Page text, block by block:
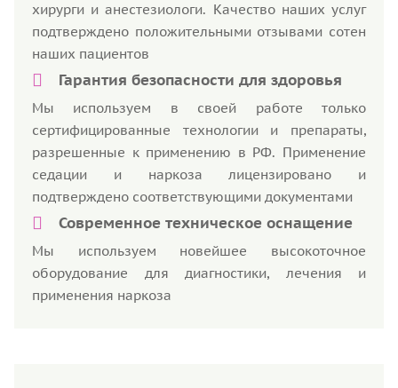
хирурги и анестезиологи. Качество наших услуг
подтверждено положительными отзывами сотен
наших пациентов
Гарантия безопасности для здоровья
Мы используем в своей работе только
сертифицированные технологии и препараты,
разрешенные к применению в РФ. Применение
седации и наркоза лицензировано и
подтверждено соответствующими документами
Современное техническое оснащение
Мы используем новейшее высокоточное
оборудование для диагностики, лечения и
применения наркоза